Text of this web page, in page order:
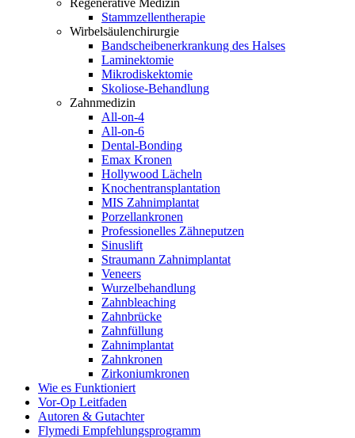
Stammzellentherapie
Wirbelsäulenchirurgie
Bandscheibenerkrankung des Halses
Laminektomie
Mikrodiskektomie
Skoliose-Behandlung
Zahnmedizin
All-on-4
All-on-6
Dental-Bonding
Emax Kronen
Hollywood Lächeln
Knochentransplantation
MIS Zahnimplantat
Porzellankronen
Professionelles Zähneputzen
Sinuslift
Straumann Zahnimplantat
Veneers
Wurzelbehandlung
Zahnbleaching
Zahnbrücke
Zahnfüllung
Zahnimplantat
Zahnkronen
Zirkoniumkronen
Wie es Funktioniert
Vor-Op Leitfaden
Autoren & Gutachter
Flymedi Empfehlungsprogramm